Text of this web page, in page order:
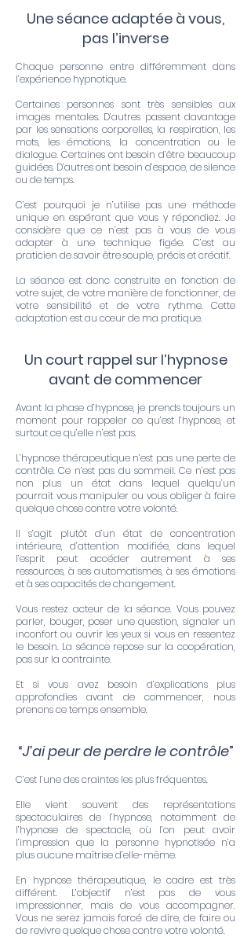
Une séance adaptée à vous,
pas l’inverse
Chaque personne entre différemment dans
l’expérience hypnotique.
Certaines personnes sont très sensibles aux
images mentales. D’autres passent davantage
par les sensations corporelles, la respiration, les
mots, les émotions, la concentration ou le
dialogue. Certaines ont besoin d’être beaucoup
guidées. D’autres ont besoin d’espace, de silence
ou de temps.
C’est pourquoi je n’utilise pas une méthode
unique en espérant que vous y répondiez. Je
considère que ce n’est pas à vous de vous
adapter à une technique figée. C’est au
praticien de savoir être souple, précis et créatif.
La séance est donc construite en fonction de
votre sujet, de votre manière de fonctionner, de
votre sensibilité et de votre rythme. Cette
adaptation est au cœur de ma pratique.
Un court rappel sur l’hypnose
avant de commencer
Avant la phase d’hypnose, je prends toujours un
moment pour rappeler ce qu’est l’hypnose, et
surtout ce qu’elle n’est pas.
L’hypnose thérapeutique n’est pas une perte de
contrôle. Ce n’est pas du sommeil. Ce n’est pas
non plus un état dans lequel quelqu’un
pourrait vous manipuler ou vous obliger à faire
quelque chose contre votre volonté.
Il s’agit plutôt d’un état de concentration
intérieure, d’attention modifiée, dans lequel
l’esprit peut accéder autrement à ses
ressources, à ses automatismes, à ses émotions
et à ses capacités de changement.
Vous restez acteur de la séance. Vous pouvez
parler, bouger, poser une question, signaler un
inconfort ou ouvrir les yeux si vous en ressentez
le besoin. La séance repose sur la coopération,
pas sur la contrainte.
Et si vous avez besoin d’explications plus
approfondies avant de commencer, nous
prenons ce temps ensemble.
“J’ai peur de perdre le contrôle”
C’est l’une des craintes les plus fréquentes.
Elle vient souvent des représentations
spectaculaires de l’hypnose, notamment de
l’hypnose de spectacle, où l’on peut avoir
l’impression que la personne hypnotisée n’a
plus aucune maîtrise d’elle-même.
En hypnose thérapeutique, le cadre est très
différent. L’objectif n’est pas de vous
impressionner, mais de vous accompagner.
Vous ne serez jamais forcé de dire, de faire ou
de revivre quelque chose contre votre volonté.